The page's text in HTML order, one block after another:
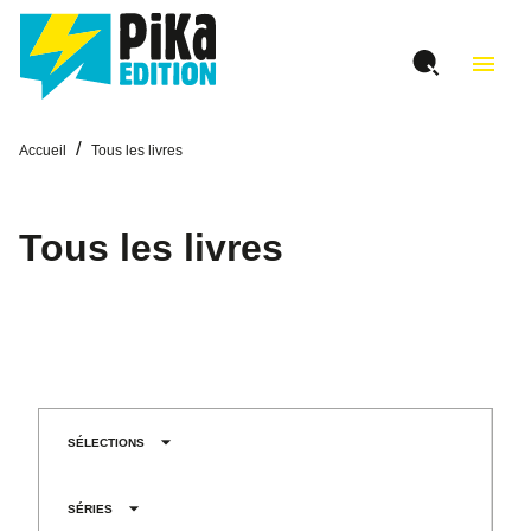
MENU RECHERCHE
PIED DE PAGE
menu
Accueil / Tous les livres
Tous les livres
SÉLECTIONS arrow_drop_down
SÉRIES arrow_drop_down